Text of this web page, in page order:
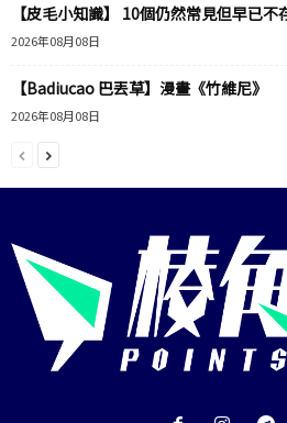
【皮毛小知識】 10個仍然常見但早已
2026年08月08日
【Badiucao 巴丟草】漫畫《竹維尼》
2026年08月08日